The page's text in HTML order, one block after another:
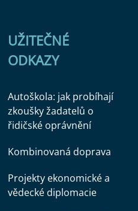
UŽITEČNÉ
ODKAZY
Autoškola: jak probíhají
zkoušky žadatelů o
řidičské oprávnění
Kombinovaná doprava
Projekty ekonomické a
vědecké diplomacie